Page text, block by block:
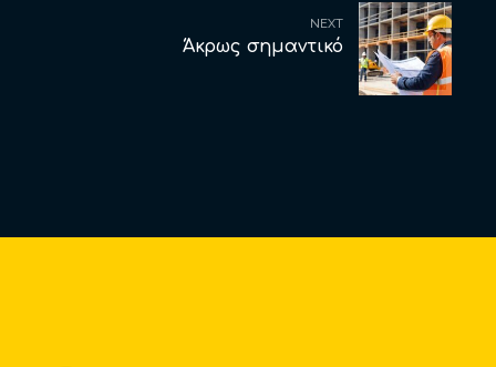
NEXT
Άκρως σημαντικό